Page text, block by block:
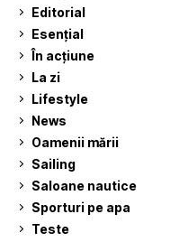
Editorial
Esențial
În acțiune
La zi
Lifestyle
News
Oamenii mării
Sailing
Saloane nautice
Sporturi pe apa
Teste